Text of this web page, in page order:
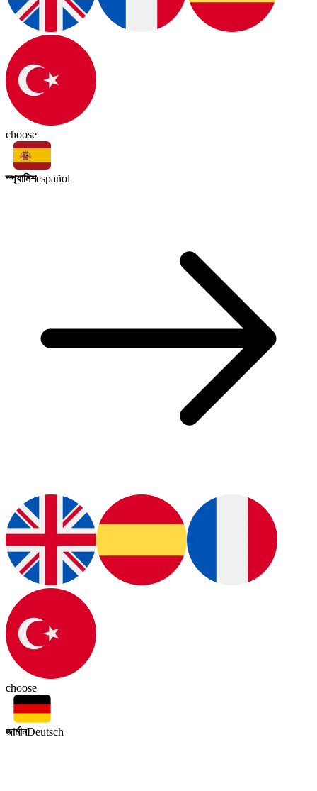
choose
স্প্যানিশespañol
choose
জার্মানDeutsch